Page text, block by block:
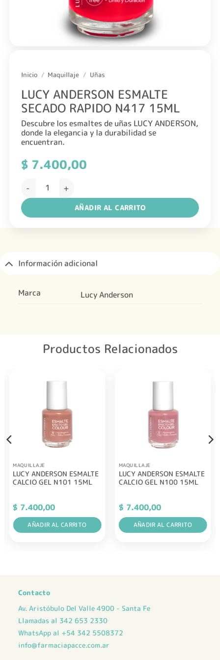
Inicio / Maquillaje / Uñas
LUCY ANDERSON ESMALTE
SECADO RAPIDO N417 15ML
Descubre los esmaltes de uñas LUCY ANDERSON,
donde la elegancia y la durabilidad se
encuentran.
$7.400,00
LUCY ANDERSON ESMALTE SECADO RAPIDO N417 15ML
AÑADIR AL CARRITO
Información adicional
Marca Lucy Anderson
Productos Relacionados
MAQUILLAJE
LUCY ANDERSON ESMALTE
CALCIO GEL N101 15ML
$ 7.400,00
AÑADIR AL CARRITO
MAQUILLAJE
LUCY ANDERSON ESMALTE
CALCIO GEL N100 15ML
$ 7.400,00
AÑADIR AL CARRITO
Contacto
Av. Aristóbulo Del Valle 4900 - Santa Fe
Llamadas al 342 653 2330
WhatsApp al +54 342 5508372
info@farmaciapacce.com.ar